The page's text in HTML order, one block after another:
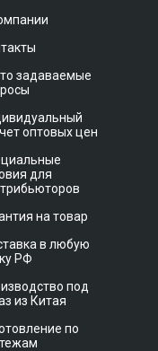
задаваемые
оптовых цен
для
на товар
в любую
РФ
под
из Китая
по